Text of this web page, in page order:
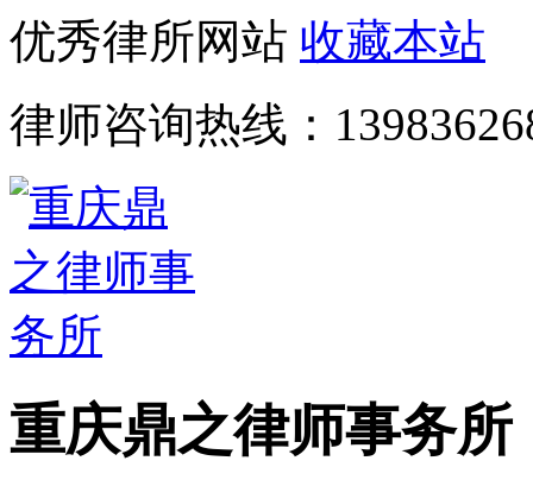
优秀律所网站 收藏本站
律师咨询热线：
重庆鼎之律师事务所